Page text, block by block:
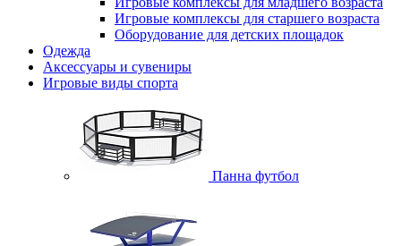
Игровые комплексы для старшего возраста
Оборудование для детских площадок
Одежда
Аксессуары и сувениры
Игровые виды спорта
Панна футбол